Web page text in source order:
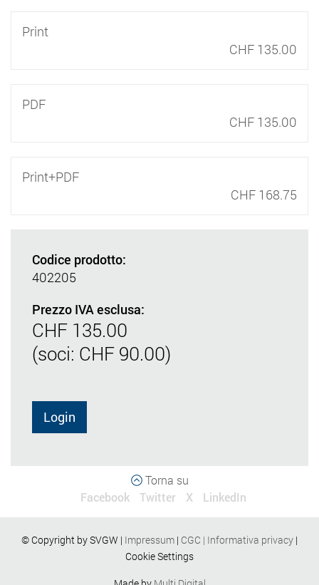
Print
CHF 135.00
PDF
CHF 135.00
Print+PDF
CHF 168.75
Codice prodotto:
402205
Prezzo IVA esclusa:
CHF 135.00
(soci: CHF 90.00)
Login
Torna su
Facebook
Twitter X LinkedIn
© Copyright by SVGW | Impressum | CGC | Informativa privacy |
Cookie Settings